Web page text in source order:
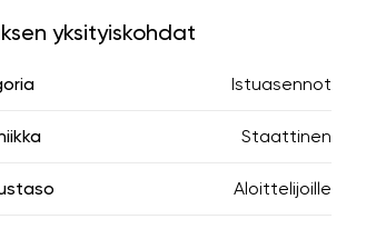
yksityiskohdat
Istuasennot
Staattinen
Aloittelijoille